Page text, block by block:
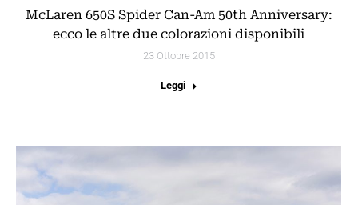
McLaren 650S Spider Can-Am 50th Anniversary:
ecco le altre due colorazioni disponibili
23 Ottobre 2015
Leggi